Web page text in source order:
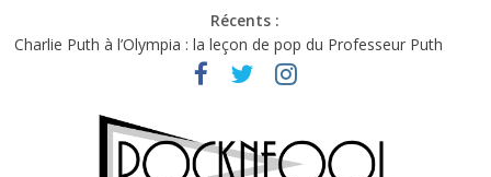
Récents :
Charlie Puth à l’Olympia : la leçon de pop du Professeur Puth
Festival Triptyque : un nouveau festival de musique indépendant
Hellfest 2026 vendredi : température et émotions en hausse
Hellfest 2026 jeudi : impossible de choisir entre chaleur et bonne